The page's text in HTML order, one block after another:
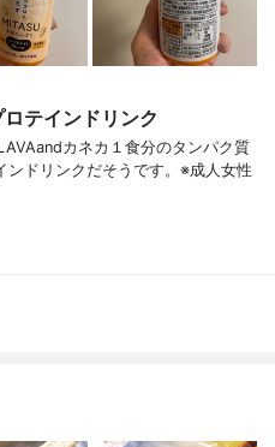
テインドリンク
カネカ１食分のタンパク質
ドリンクだそうです。※成人女性